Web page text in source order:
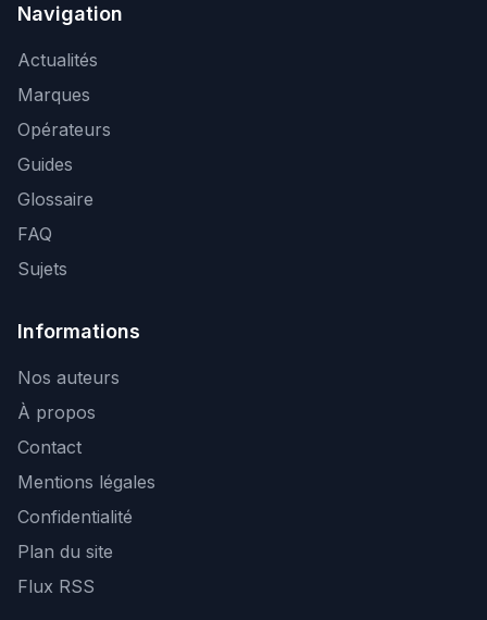
Navigation
Actualités
Marques
Opérateurs
Guides
Glossaire
FAQ
Sujets
Informations
Nos auteurs
À propos
Contact
Mentions légales
Confidentialité
Plan du site
Flux RSS